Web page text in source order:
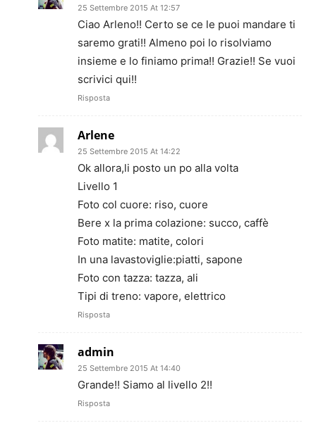
25 Settembre 2015 At 12:57
Ciao Arleno!! Certo se ce le puoi mandare ti
saremo grati!! Almeno poi lo risolviamo
insieme e lo finiamo prima!! Grazie!! Se vuoi
scrivici qui!!
Risposta
Arlene
25 Settembre 2015 At 14:22
Ok allora,li posto un po alla volta
Livello 1
Foto col cuore: riso, cuore
Bere x la prima colazione: succo, caffè
Foto matite: matite, colori
In una lavastoviglie:piatti, sapone
Foto con tazza: tazza, ali
Tipi di treno: vapore, elettrico
Risposta
admin
25 Settembre 2015 At 14:40
Grande!! Siamo al livello 2!!
Risposta